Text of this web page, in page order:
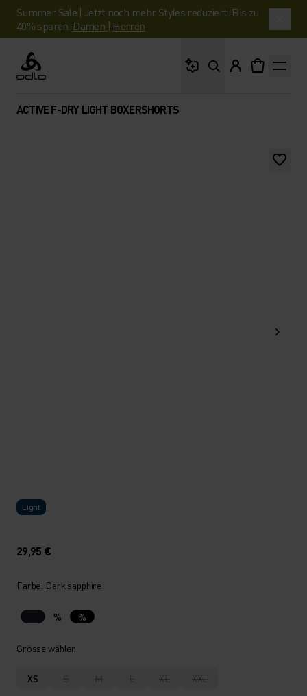
Summer Sale | Jetzt noch mehr Styles reduziert. Bis zu
40% sparen. Damen | Herren
Odlo
ACTIVE F-DRY LIGHT BOXERSHORTS
Light
29,95 €
Farbe: Dark sapphire
% %
Grösse wählen
XS S M L XL XXL